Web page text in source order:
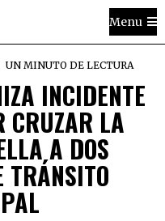
Menu
UN MINUTO DE LECTURA
INCIDENTE
CRUZAR LA
A DOS
TRÁNSITO